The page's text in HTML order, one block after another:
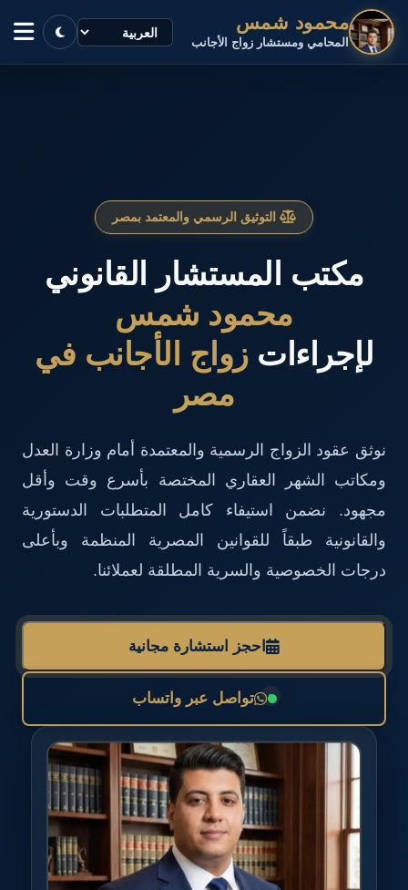
محمود شمس
المحامي ومستشار زواج الأجانب
التوثيق الرسمي والمعتمد بمصر
مكتب المستشار القانوني
محمود شمس
لإجراءاتزواج الأجانب في
مصر
نوثق عقود الزواج الرسمية والمعتمدة أمام وزارة العدل
ومكاتب الشهر العقاري المختصة بأسرع وقت وأقل
مجهود. نضمن استيفاء كامل المتطلبات الدستورية
والقانونية طبقاً للقوانين المصرية المنظمة وبأعلى
درجات الخصوصية والسرية المطلقة لعملائنا.
احجز استشارة مجانية
تواصل عبر واتساب